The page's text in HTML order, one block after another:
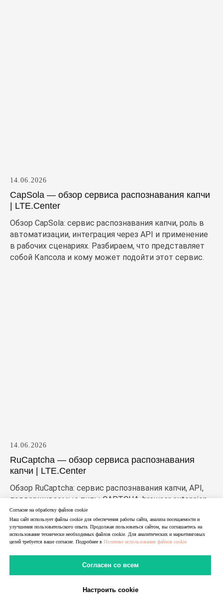
14.06.2026
CapSola — обзор сервиса распознавания капчи
| LTE.Center
Обзор CapSola: сервис распознавания капчи, роль в
автоматизации, интеграция через API и применение
в рабочих сценариях. Разбираем, что представляет
собой Капсола и кому может подойти этот сервис.
14.06.2026
RuCaptcha — обзор сервиса распознавания
капчи | LTE.Center
Обзор RuCaptcha: сервис распознавания капчи, API,
поддерживаемые типы CAPTCHA, browser extension,
proxyless и proxy-задачи. Разбираем, как работает Ру
капча, кому подходит сервис и что важно учитывать
перед подключением.
Согласие на обработку файлов cookie
Наш сайт использует файлы cookie для обеспечения работы сайта, анализа посещаемости и
улучшения пользовательского опыта. Продолжая пользоваться сайтом, вы соглашаетесь на
использование технически необходимых файлов cookie. Для аналитических и маркетинговых
целей требуется ваше согласие. Подробнее в Политике использования файлов cookie
Согласен со всем
Настроить cookie